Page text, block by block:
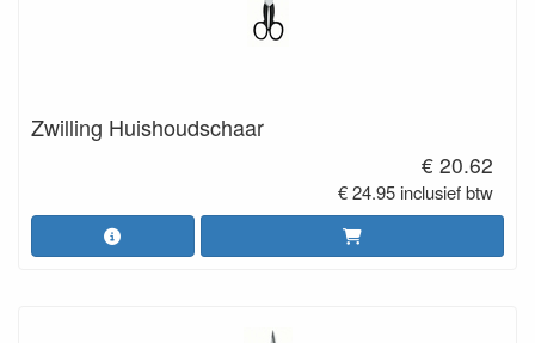
Zwilling Huishoudschaar
€ 20.62
€ 24.95 inclusief btw